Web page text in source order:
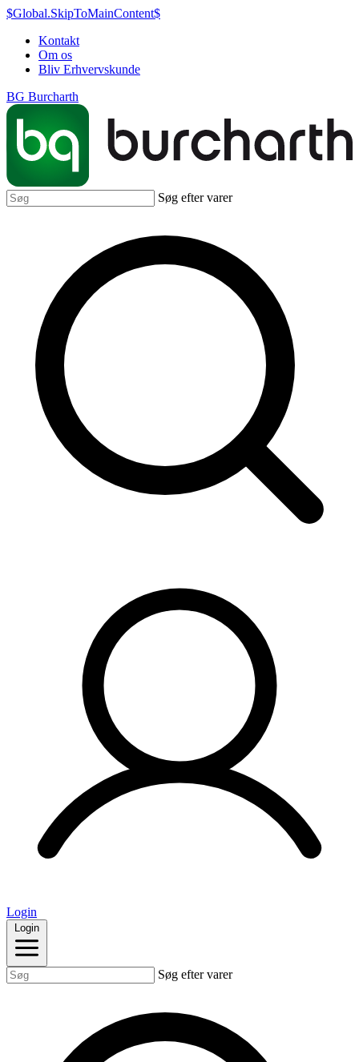
$Global.SkipToMainContent$
Kontakt
Om os
Bliv Erhvervskunde
BG Burcharth
Søg efter varer
Login
Login
Søg efter varer